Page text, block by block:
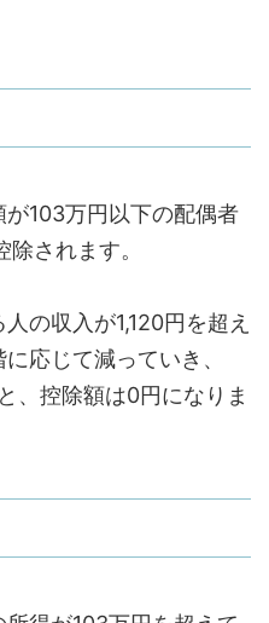
103万円以下の配偶者
されます。
の収入が1,120円を超え
応じて減っていき、
、控除額は0円になりま